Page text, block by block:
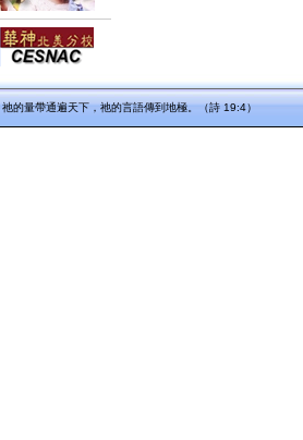
祂的量帶通遍天下，祂的言語傳到地極。（詩 19:4）